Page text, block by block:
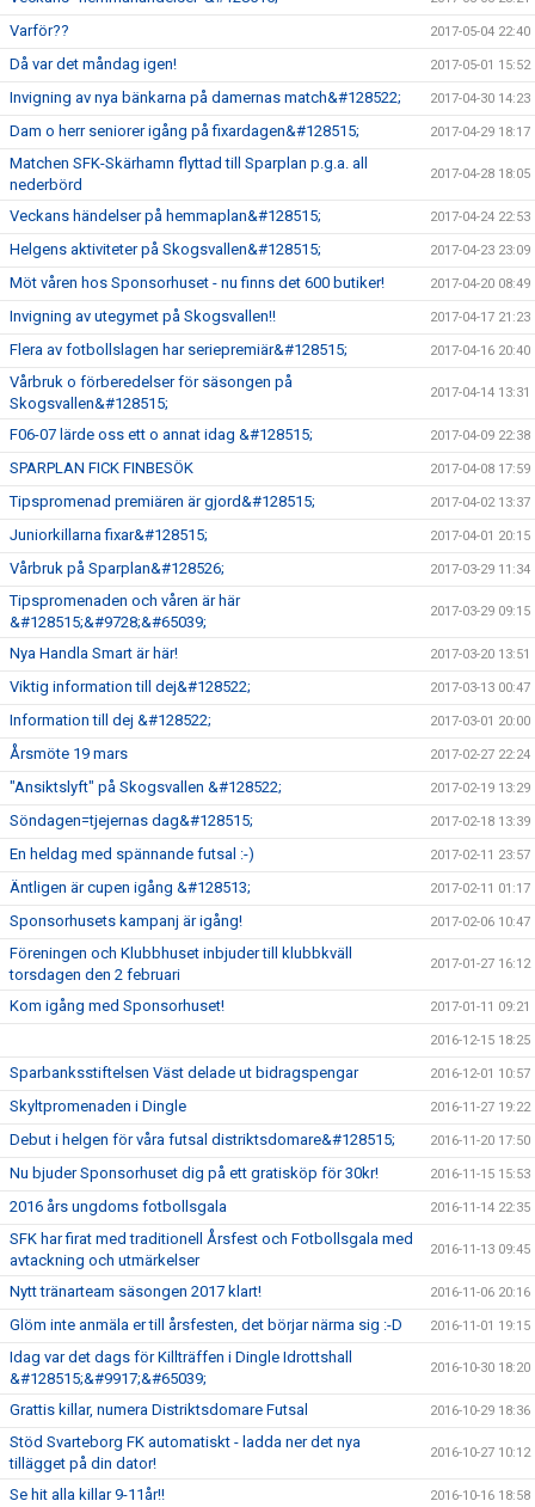
Varför?? 2017-05-04 22:40
Då var det måndag igen! 2017-05-01 15:52
Invigning av nya bänkarna på damernas match&#128522; 2017-04-30 14:23
Dam o herr seniorer igång på fixardagen&#128515; 2017-04-29 18:17
Matchen SFK-Skärhamn flyttad till Sparplan p.g.a. all
nederbörd
2017-04-28 18:05
Veckans händelser på hemmaplan&#128515; 2017-04-24 22:53
Helgens aktiviteter på Skogsvallen&#128515; 2017-04-23 23:09
Möt våren hos Sponsorhuset - nu finns det 600 butiker! 2017-04-20 08:49
Invigning av utegymet på Skogsvallen!! 2017-04-17 21:23
Flera av fotbollslagen har seriepremiär&#128515; 2017-04-16 20:40
Vårbruk o förberedelser för säsongen på
Skogsvallen&#128515;
2017-04-14 13:31
F06-07 lärde oss ett o annat idag &#128515; 2017-04-09 22:38
SPARPLAN FICK FINBESÖK 2017-04-08 17:59
Tipspromenad premiären är gjord&#128515; 2017-04-02 13:37
Juniorkillarna fixar&#128515; 2017-04-01 20:15
Vårbruk på Sparplan&#128526; 2017-03-29 11:34
Tipspromenaden och våren är här
&#128515;&#9728;&#65039;
2017-03-29 09:15
Nya Handla Smart är här! 2017-03-20 13:51
Viktig information till dej&#128522; 2017-03-13 00:47
Information till dej &#128522; 2017-03-01 20:00
Årsmöte 19 mars 2017-02-27 22:24
"Ansiktslyft" på Skogsvallen &#128522; 2017-02-19 13:29
Söndagen=tjejernas dag&#128515; 2017-02-18 13:39
En heldag med spännande futsal :-) 2017-02-11 23:57
Äntligen är cupen igång &#128513; 2017-02-11 01:17
Sponsorhusets kampanj är igång! 2017-02-06 10:47
Föreningen och Klubbhuset inbjuder till klubbkväll
torsdagen den 2 februari
2017-01-27 16:12
Kom igång med Sponsorhuset! 2017-01-11 09:21
2016-12-15 18:25
Sparbanksstiftelsen Väst delade ut bidragspengar 2016-12-01 10:57
Skyltpromenaden i Dingle 2016-11-27 19:22
Debut i helgen för våra futsal distriktsdomare&#128515; 2016-11-20 17:50
Nu bjuder Sponsorhuset dig på ett gratisköp för 30kr! 2016-11-15 15:53
2016 års ungdoms fotbollsgala 2016-11-14 22:35
SFK har firat med traditionell Årsfest och Fotbollsgala med
avtackning och utmärkelser
2016-11-13 09:45
Nytt tränarteam säsongen 2017 klart! 2016-11-06 20:16
Glöm inte anmäla er till årsfesten, det börjar närma sig :-D 2016-11-01 19:15
Idag var det dags för Killträffen i Dingle Idrottshall
&#128515;&#9917;&#65039;
2016-10-30 18:20
Grattis killar, numera Distriktsdomare Futsal 2016-10-29 18:36
Stöd Svarteborg FK automatiskt - ladda ner det nya
tillägget på din dator!
2016-10-27 10:12
Se hit alla killar 9-11år!! 2016-10-16 18:58